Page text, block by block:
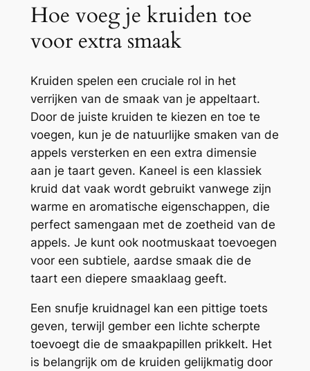
Hoe voeg je kruiden toe
voor extra smaak
Kruiden spelen een cruciale rol in het
verrijken van de smaak van je appeltaart.
Door de juiste kruiden te kiezen en toe te
voegen, kun je de natuurlijke smaken van de
appels versterken en een extra dimensie
aan je taart geven. Kaneel is een klassiek
kruid dat vaak wordt gebruikt vanwege zijn
warme en aromatische eigenschappen, die
perfect samengaan met de zoetheid van de
appels. Je kunt ook nootmuskaat toevoegen
voor een subtiele, aardse smaak die de
taart een diepere smaaklaag geeft.
Een snufje kruidnagel kan een pittige toets
geven, terwijl gember een lichte scherpte
toevoegt die de smaakpapillen prikkelt. Het
is belangrijk om de kruiden gelijkmatig door